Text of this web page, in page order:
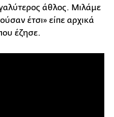
άθλος. Μιλάμε
έτσι» είπε αρχικά
έζησε.